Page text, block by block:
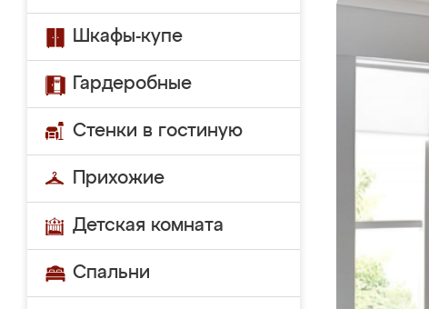
Шкафы-купе
Гардеробные
Стенки в гостиную
Прихожие
Детская комната
Спальни